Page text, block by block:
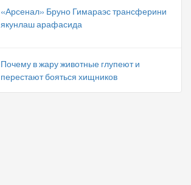
«Арсенал» Бруно Гимараэс трансферини
якунлаш арафасида
Почему в жару животные глупеют и
перестают бояться хищников